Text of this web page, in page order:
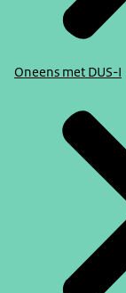
Oneens met DUS-I